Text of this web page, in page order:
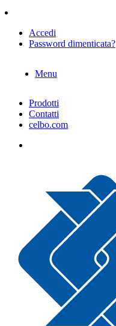
Accedi
Password dimenticata?
Menu
Prodotti
Contatti
celbo.com